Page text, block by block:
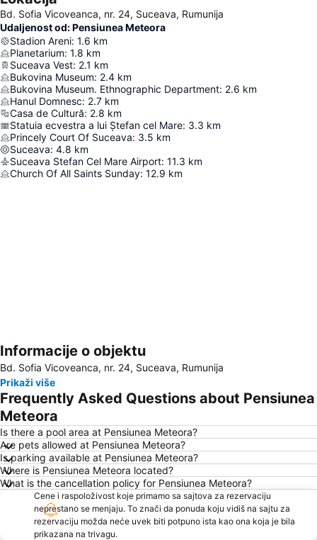
Bd. Sofia Vicoveanca, nr. 24, Suceava, Rumunija
Udaljenost od: Pensiunea Meteora
Stadion Areni: 1.6 km
Planetarium: 1.8 km
Suceava Vest: 2.1 km
Bukovina Museum: 2.4 km
Bukovina Museum. Ethnographic Department: 2.6 km
Hanul Domnesc: 2.7 km
Casa de Cultură: 2.8 km
Statuia ecvestra a lui Ștefan cel Mare: 3.3 km
Princely Court Of Suceava: 3.5 km
Suceava: 4.8 km
Suceava Stefan Cel Mare Airport: 11.3 km
Church Of All Saints Sunday: 12.9 km
Proširi mapu
Informacije o objektu
Bd. Sofia Vicoveanca, nr. 24, Suceava, Rumunija
Prikaži više
Frequently Asked Questions about Pensiunea
Meteora
Is there a pool area at Pensiunea Meteora?
Are pets allowed at Pensiunea Meteora?
Is parking available at Pensiunea Meteora?
Where is Pensiunea Meteora located?
What is the cancellation policy for Pensiunea Meteora?
Cene i raspoloživost koje primamo sa sajtova za rezervaciju
neprestano se menjaju. To znači da ponuda koju vidiš na sajtu za
rezervaciju možda neće uvek biti potpuno ista kao ona koja je bila
prikazana na trivagu.